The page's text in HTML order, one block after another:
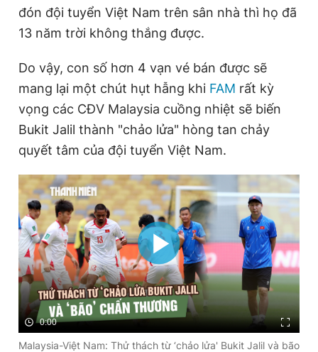
đón đội tuyển Việt Nam trên sân nhà thì họ đã
13 năm trời không thắng được.
Do vậy, con số hơn 4 vạn vé bán được sẽ
mang lại một chút hụt hẫng khi FAM rất kỳ
vọng các CĐV Malaysia cuồng nhiệt sẽ biến
Bukit Jalil thành "chảo lửa" hòng tan chảy
quyết tâm của đội tuyển Việt Nam.
0:00
Malaysia-Việt Nam: Thử thách từ ‘chảo lửa' Bukit Jalil và bão